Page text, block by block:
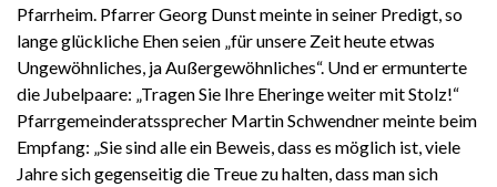
Pfarrheim. Pfarrer Georg Dunst meinte in seiner Predigt, so
lange glückliche Ehen seien „für unsere Zeit heute etwas
Ungewöhnliches, ja Außergewöhnliches“. Und er ermunterte
die Jubelpaare: „Tragen Sie Ihre Eheringe weiter mit Stolz!“
Pfarrgemeinderatssprecher Martin Schwendner meinte beim
Empfang: „Sie sind alle ein Beweis, dass es möglich ist, viele
Jahre sich gegenseitig die Treue zu halten, dass man sich